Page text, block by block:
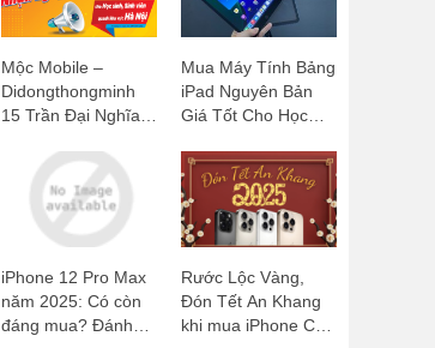
Mộc Mobile –
Didongthongminh
15 Trần Đại Nghĩa:
Nhận Ngay Phụ
Kiện Miễn Phí!
Mua Máy Tính Bảng
iPad Nguyên Bản
Giá Tốt Cho Học
Mộc Mobile -
Didongthongminh
15 Trần Đại Nghĩa
iPhone 12 Pro Max
năm 2025: Có còn
đáng mua? Đánh
Rước Lộc Vàng,
Đón Tết An Khang
khi mua iPhone Cũ